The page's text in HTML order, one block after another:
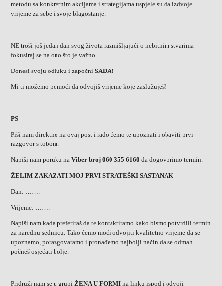
metodu sa konkretnim akcijama i strategijama uspjele su da izdvoje
vrijeme za sebe i svoje blagostanje.
NE troši još jedan dan svog života razmišljajući o nebitnim stvarima –
fokusiraj se na ono što je važno.
Donesi svoju odluku i započni SADA!
Mi ti možemo pomoći da odvojiš vrijeme koje zaslužuješ!
PS
Piši nam direktno na ovaj post i rado ćemo te upoznati i obaviti prvi
razgovor s tobom.
Napiši nam poruku naViber broj 060 355 6160 da dogovorimo termin.
ŽELIM ZAKAZATI MOJ PRVI STRATEŠKI SASTANAK
Dan: …….
Vrijeme: …….
Napiši nam kada preferiraš da te kontaktiramo kako bismo potvrdili termin
za narednu sedmicu. Tako ćemo moći odvojiti kvalitetno vrijeme da se
upoznamo, porazgovaramo i pronađemo najbolji način da se odmah
počneš osjećati bolje.
Pridruži nam se u grupiŽENA U FORMI na linku ispod i odvoji